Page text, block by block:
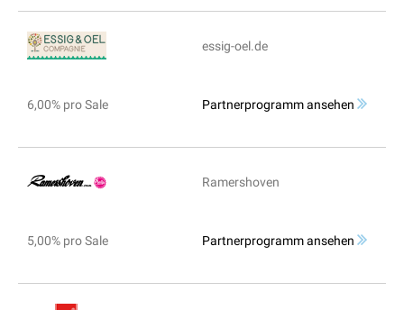
essig-oel.de
6,00% pro Sale Partnerprogramm ansehen
Ramershoven
5,00% pro Sale Partnerprogramm ansehen